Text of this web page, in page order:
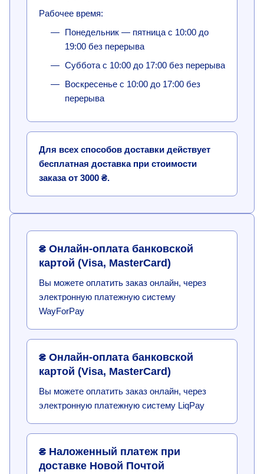
Рабочее время:
Понедельник — пятница с 10:00 до
19:00 без перерыва
Суббота с 10:00 до 17:00 без перерыва
Воскресенье с 10:00 до 17:00 без
перерыва
Для всех способов доставки действует
бесплатная доставка при стоимости
заказа от 3000 ₴.
₴ Онлайн-оплата банковской
картой (Visa, MasterCard)
Вы можете оплатить заказ онлайн, через
электронную платежную систему
WayForPay
₴ Онлайн-оплата банковской
картой (Visa, MasterCard)
Вы можете оплатить заказ онлайн, через
электронную платежную систему LiqPay
₴ Наложенный платеж при
доставке Новой Почтой